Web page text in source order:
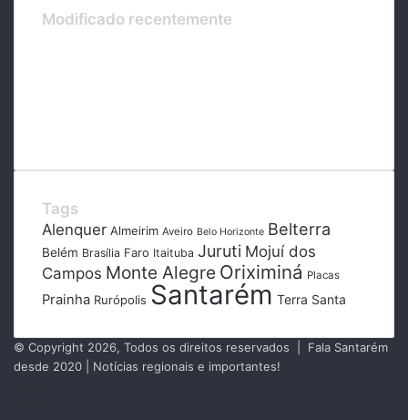
Modificado recentemente
Tags
Alenquer Almeirim Aveiro Belo Horizonte Belterra
Belém Brasília Faro Itaituba Juruti Mojuí dos
Campos Monte Alegre Oriximiná Placas
Prainha Rurópolis Santarém Terra Santa
© Copyright 2026, Todos os direitos reservados | Fala Santarém
desde 2020 | Notícias regionais e importantes!